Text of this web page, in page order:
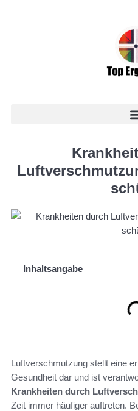
Inhaltsangabe
Luftverschmutzung stellt eine
Gesundheit dar und ist
Krankheiten durch
Zeit immer häufiger auftreten.